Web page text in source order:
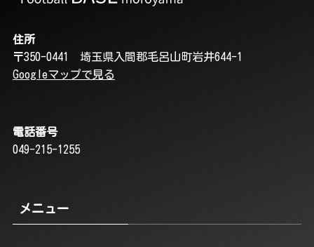
住所
〒350-0441 埼玉県入間郡毛呂山町岩井644-1
Googleマップで見る
電話番号
049-215-1255
メニュー